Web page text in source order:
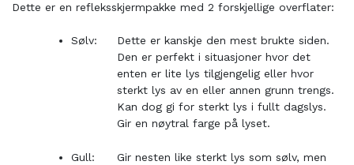
Dette er en refleksskjermpakke med 2 forskjellige overflater:
Sølv:
Dette er kanskje den mest brukte siden.
Den er perfekt i situasjoner hvor det
enten er lite lys tilgjengelig eller hvor
sterkt lys av en eller annen grunn trengs.
Kan dog gi for sterkt lys i fullt dagslys.
Gir en nøytral farge på lyset.
Gull:
Gir nesten like sterkt lys som sølv, men